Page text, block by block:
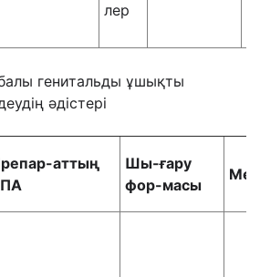
лер
генитальды ұшықты
әдістері
аттың
Шы-ғару
фор-масы